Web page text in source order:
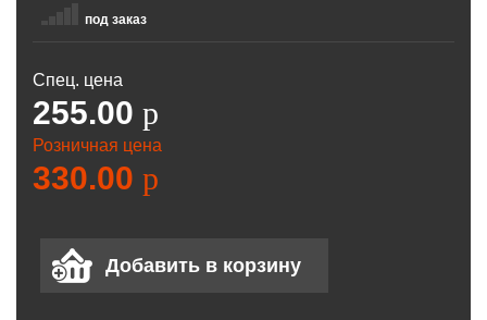
под заказ
Спец. цена
255.00 p
Розничная цена
330.00 p